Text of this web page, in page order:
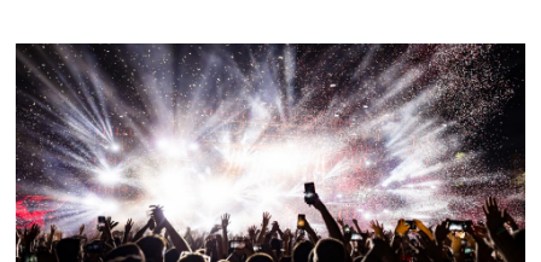
Email